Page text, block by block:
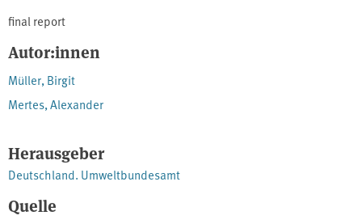
final report
Autor:innen
Müller, Birgit
Mertes, Alexander
Herausgeber
Deutschland. Umweltbundesamt
Quelle